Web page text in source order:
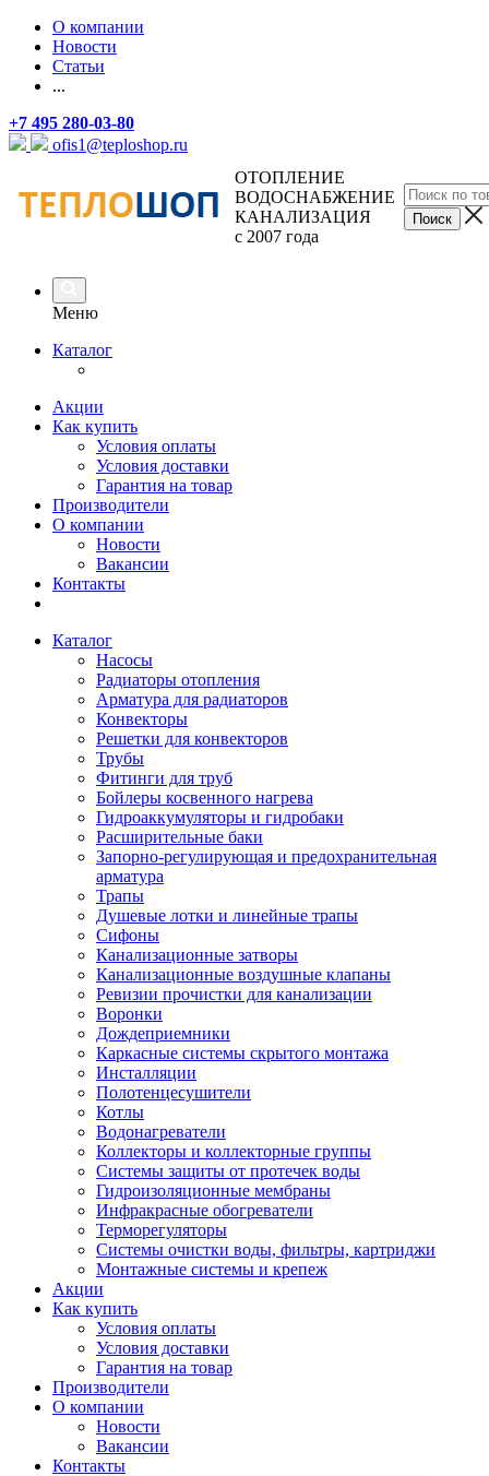
О компании
Новости
Статьи
...
+7 495 280-03-80
ofis1@teploshop.ru
ОТОПЛЕНИЕ
ВОДОСНАБЖЕНИЕ
КАНАЛИЗАЦИЯ
с 2007 года
Меню
Каталог
Акции
Как купить
Условия оплаты
Условия доставки
Гарантия на товар
Производители
О компании
Новости
Вакансии
Контакты
Каталог
Насосы
Радиаторы отопления
Арматура для радиаторов
Конвекторы
Решетки для конвекторов
Трубы
Фитинги для труб
Бойлеры косвенного нагрева
Гидроаккумуляторы и гидробаки
Расширительные баки
Запорно-регулирующая и предохранительная
арматура
Трапы
Душевые лотки и линейные трапы
Сифоны
Канализационные затворы
Канализационные воздушные клапаны
Ревизии прочистки для канализации
Воронки
Дождеприемники
Каркасные системы скрытого монтажа
Инсталляции
Полотенцесушители
Котлы
Водонагреватели
Коллекторы и коллекторные группы
Системы защиты от протечек воды
Гидроизоляционные мембраны
Инфракрасные обогреватели
Терморегуляторы
Системы очистки воды, фильтры, картриджи
Монтажные системы и крепеж
Акции
Как купить
Условия оплаты
Условия доставки
Гарантия на товар
Производители
О компании
Новости
Вакансии
Контакты